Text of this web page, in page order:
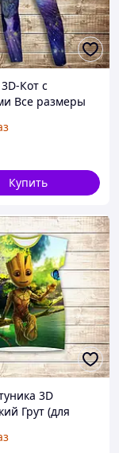
Кот с
Все размеры
Купить
3D
Грут (для
Премиум ткань